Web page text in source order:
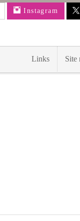
Instagram
Links Site